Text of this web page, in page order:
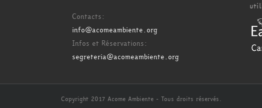
Contacts:
info@acomeambiente.org
Infos et Réservations:
segreteria@acomeambiente.org
Copyright 2017 Acome Ambiente - Tous droits réservés.